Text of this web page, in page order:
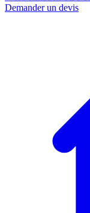
Demander un devis